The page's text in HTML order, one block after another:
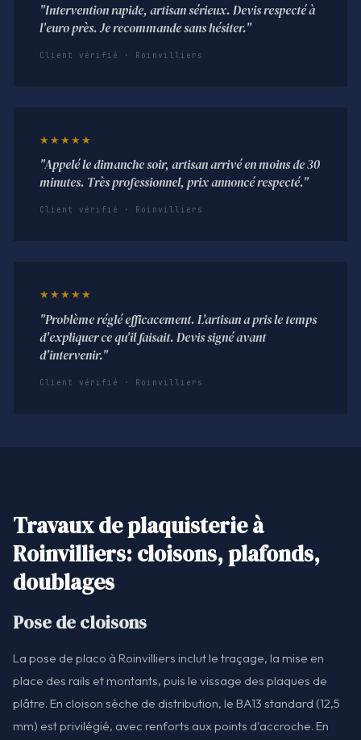
"Intervention rapide, artisan sérieux. Devis respecté à
l'euro près. Je recommande sans hésiter."
Client vérifié · Roinvilliers
★★★★★
"Appelé le dimanche soir, artisan arrivé en moins de 30
minutes. Très professionnel, prix annoncé respecté."
Client vérifié · Roinvilliers
★★★★★
"Problème réglé efficacement. L'artisan a pris le temps
d'expliquer ce qu'il faisait. Devis signé avant
d'intervenir."
Client vérifié · Roinvilliers
Travaux de plaquisterie à
Roinvilliers: cloisons, plafonds,
doublages
Pose de cloisons
La pose de placo à Roinvilliers inclut le traçage, la mise en
place des rails et montants, puis le vissage des plaques de
plâtre. En cloison sèche de distribution, le BA13 standard (12,5
mm) est privilégié, avec renforts aux points d'accroche. En